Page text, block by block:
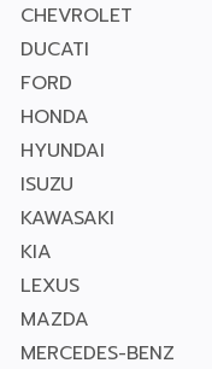
CHEVROLET
DUCATI
FORD
HONDA
HYUNDAI
ISUZU
KAWASAKI
KIA
LEXUS
MAZDA
MERCEDES-BENZ